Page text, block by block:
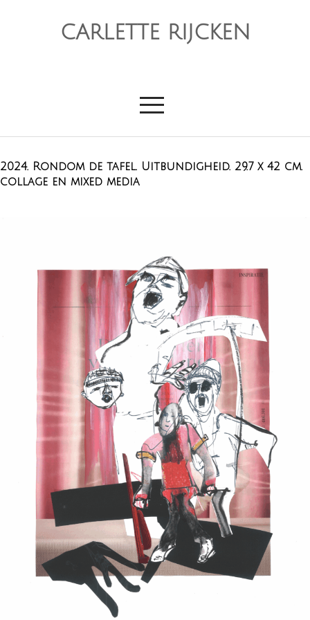
CARLETTE RIJCKEN
2024. Rondom de tafel. Uitbundigheid. 29.7 x 42 cm.
collage en mixed media